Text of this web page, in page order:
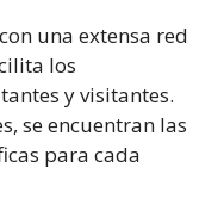
una extensa red
los
y visitantes.
se encuentran las
para cada